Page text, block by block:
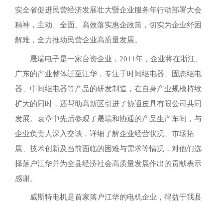
实全省促进民营经济发展壮大暨企业服务年行动部署大会
精神，主动、全面、高效落实惠企政策，切实为企业纾困
解难，全力推动民营企业高质量发展。
晟瑞电子是一家台资企业，2011年，企业将在浙江、
广东的产业整体迁至江华，专注于时间继电器、固态继电
器、中间继电器等产品的研发制造，在自身产业规模持续
扩大的同时，还帮助高新区引进了协通皮具有限公司共同
发展。袁章中先后参观了晟瑞和协通的产品生产车间，与
企业负责人深入交谈，详细了解企业经营状况、市场拓
展、技术创新及当前面临的困难与需求等情况，对他们选
择落户江华并为全县经济社会高质量发展作出的贡献表示
感谢。
威斯特电机是首家落户江华的电机企业，得益于我县